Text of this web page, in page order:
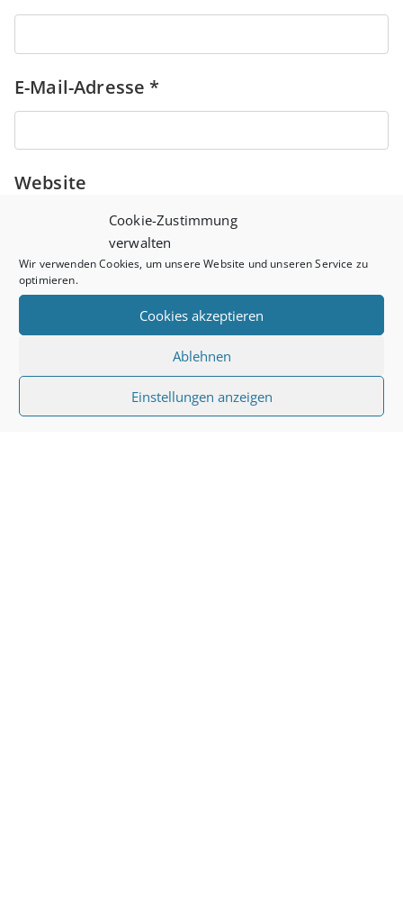
Cookie-Zustimmung
verwalten
Wir verwenden Cookies, um unsere Website und unseren Service zu
optimieren.
Cookies akzeptieren
Ablehnen
Einstellungen anzeigen
E-Mail-Adresse*
Website
Diese Website verwendet Akismet, um Spam zu
reduzieren.Erfahre, wie deine Kommentardaten
verarbeitet werden.